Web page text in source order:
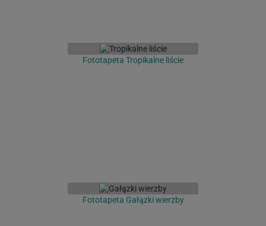
Fototapeta Tropikalne liście
Fototapeta Gałązki wierzby